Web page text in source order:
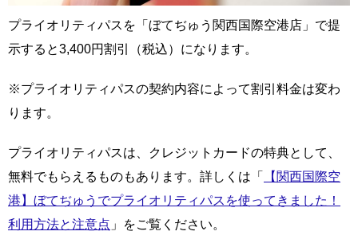
プライオリティパスを「ぼてぢゅう関西国際空港店」で提
示すると3,400円割引（税込）になります。
※プライオリティパスの契約内容によって割引料金は変わ
ります。
プライオリティパスは、クレジットカードの特典として、
無料でもらえるものもあります。詳しくは「
【関西国際空
港】ぼてぢゅうでプライオリティパスを使ってきました！
利用方法と注意点 」をご覧ください。